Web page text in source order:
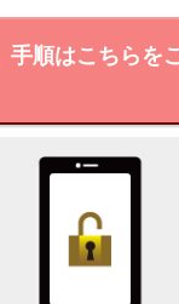
手順はこちらを